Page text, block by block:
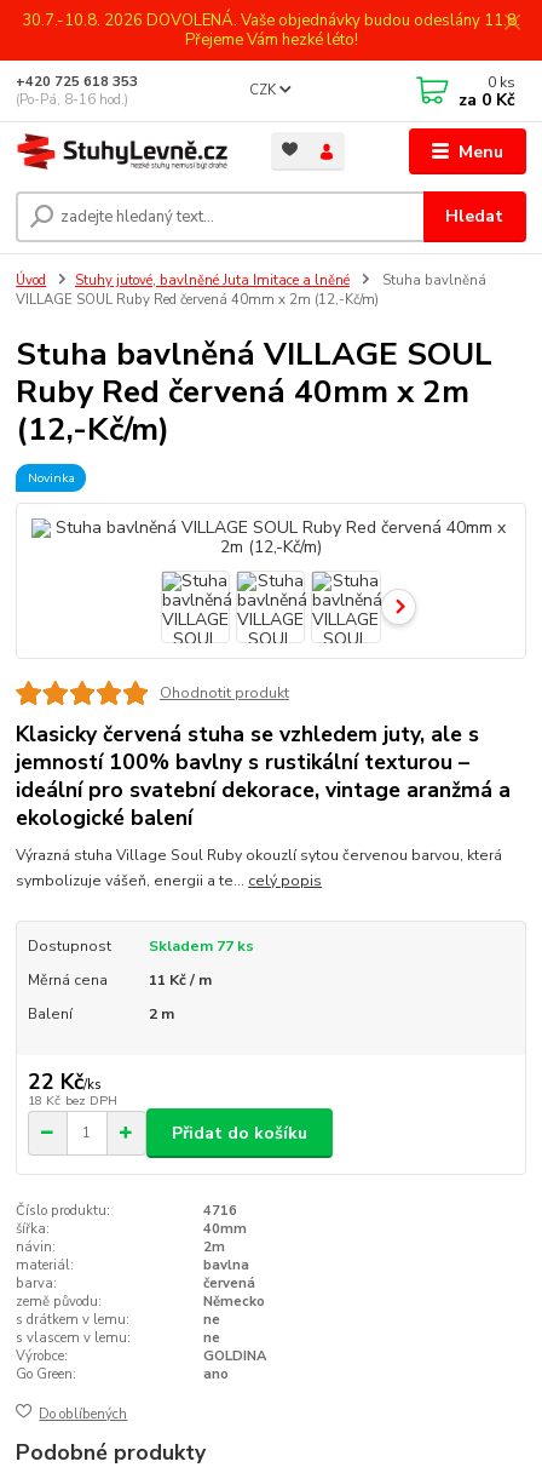
30.7.-10.8. 2026 DOVOLENÁ. Vaše objednávky budou odeslány 11.8.
Přejeme Vám hezké léto!
Menu
CZK
Hledat
+420 725 618 353
(Po-Pá, 8-16 hod.)
0 ks
za 0 Kč
Úvod Stuhy jutové, bavlněné Juta Imitace a lněné
Stuha bavlněná
VILLAGE SOUL Ruby Red červená 40mm x 2m (12,-Kč/m)
Stuha bavlněná VILLAGE SOUL
Ruby Red červená 40mm x 2m
(12,-Kč/m)
Novinka
Ohodnotit produkt
Klasicky červená stuha se vzhledem juty, ale s
jemností 100% bavlny s rustikální texturou –
ideální pro svatební dekorace, vintage aranžmá a
ekologické balení
Výrazná stuha Village Soul Ruby okouzlí sytou červenou barvou, která
symbolizuje vášeň, energii a te... celý popis
Dostupnost
Skladem 77 ks
Měrná cena
11 Kč / m
Balení
2 m
22 Kč/ks
18 Kč bez DPH
Přidat do košíku
Číslo produktu:
4716
šířka:
40mm
návin:
2m
materiál:
bavlna
barva:
červená
země původu:
Německo
s drátkem v lemu:
ne
s vlascem v lemu:
ne
Výrobce:
GOLDINA
Go Green:
ano
Do oblíbených
Podobné produkty